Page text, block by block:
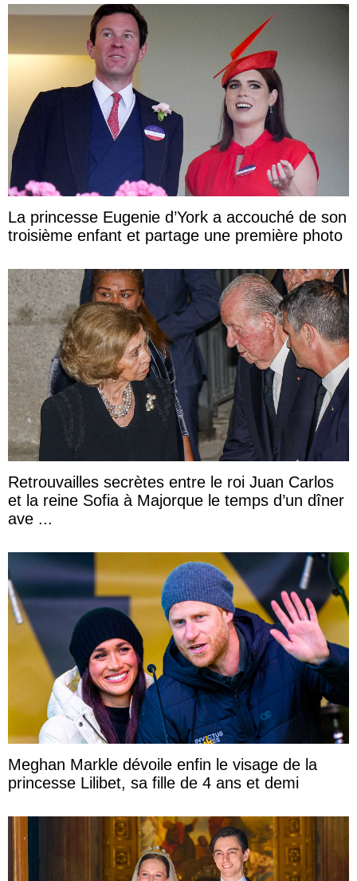
La princesse Eugenie d’York a accouché de son
troisième enfant et partage une première photo
Retrouvailles secrètes entre le roi Juan Carlos
et la reine Sofia à Majorque le temps d’un dîner
ave ...
Meghan Markle dévoile enfin le visage de la
princesse Lilibet, sa fille de 4 ans et demi